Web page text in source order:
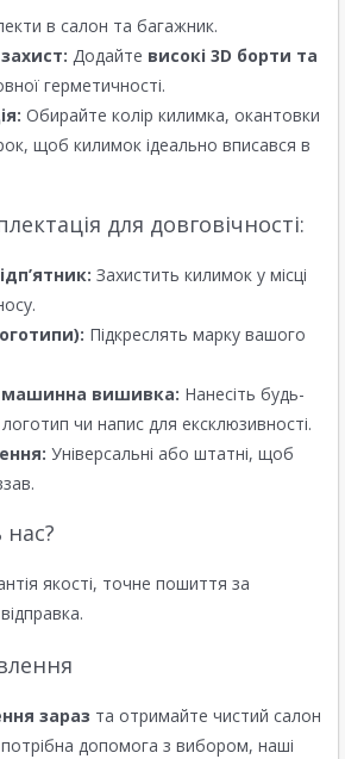
в салон та багажник.
Додайте високі 3D борти та
герметичності.
Обирайте колір килимка, окантовки
щоб килимок ідеально вписався в
для довговічності:
Захистить килимок у місці
Підкреслять марку вашого
машинна вишивка: Нанесіть будь-
чи напис для ексклюзивності.
Універсальні або штатні, щоб
якості, точне пошиття за
зараз та отримайте чистий салон
допомога з вибором, наші